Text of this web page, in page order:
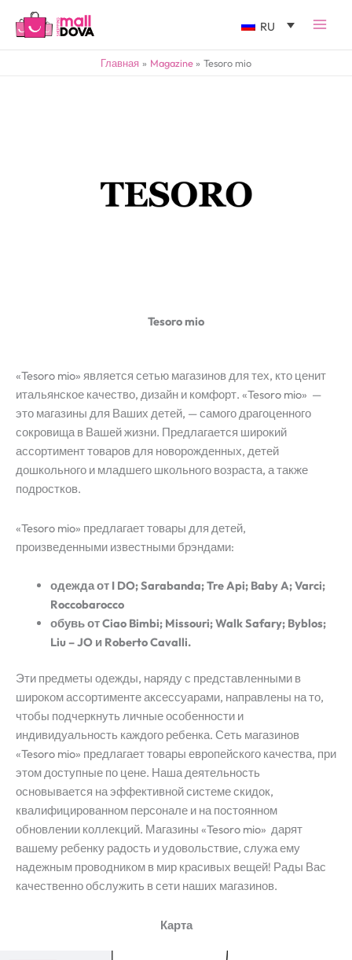
RU
Главная Magazine Tesoro mio
Tesoro mio
«Tesoro mio» является сетью магазинов для тех, кто ценит
итальянское качество, дизайн и комфорт. «Tesoro mio» —
это магазины для Ваших детей, — самого драгоценного
сокровища в Вашей жизни. Предлагается широкий
ассортимент товаров для новорожденных, детей
дошкольного и младшего школьного возраста, а также
подростков.
«Tesoro mio» предлагает товары для детей,
произведенными известными брэндами:
одежда от I DO; Sarabanda; Tre Api; Baby A; Varci;
Roccobarocco
обувь от Ciao Bimbi; Missouri; Walk Safary; Byblos;
Liu – JO и Roberto Cavalli.
Эти предметы одежды, наряду с представленными в
широком ассортименте аксессуарами, направлены на то,
чтобы подчеркнуть личные особенности и
индивидуальность каждого ребенка. Сеть магазинов
«Tesoro mio» предлагает товары европейского качества, при
этом доступные по цене. Наша деятельность
основывается на эффективной системе скидок,
квалифицированном персонале и на постоянном
обновлении коллекций. Магазины «Tesoro mio» дарят
вашему ребенку радость и удовольствие, служа ему
надежным проводником в мир красивых вещей! Рады Вас
качественно обслужить в сети наших магазинов.
Карта